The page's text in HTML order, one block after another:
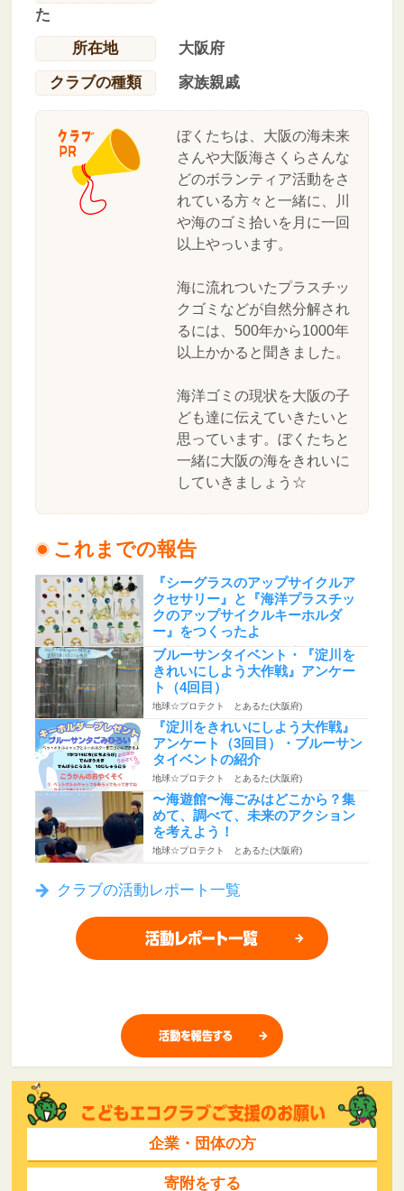
た
所在地
大阪府
クラブの種類
家族親戚
ぼくたちは、大阪の海未来
さんや大阪海さくらさんな
どのボランティア活動をさ
れている方々と一緒に、川
や海のゴミ拾いを月に一回
以上やっいます。
海に流れついたプラスチッ
クゴミなどが自然分解され
るには、500年から1000年
以上かかると聞きました。
海洋ゴミの現状を大阪の子
ども達に伝えていきたいと
思っています。ぼくたちと
一緒に大阪の海をきれいに
していきましょう☆
これまでの報告
『シーグラスのアップサイクルア
クセサリー』と『海洋プラスチッ
クのアップサイクルキーホルダ
ー』をつくったよ
地球☆プロテクト とあるた(大阪府)
ブルーサンタイベント・『淀川を
きれいにしよう大作戦』アンケー
ト（4回目）
地球☆プロテクト とあるた(大阪府)
『淀川をきれいにしよう大作戦』
アンケート（3回目）・ブルーサン
タイベントの紹介
地球☆プロテクト とあるた(大阪府)
〜海遊館〜海ごみはどこから？集
めて、調べて、未来のアクション
を考えよう！
地球☆プロテクト とあるた(大阪府)
クラブの活動レポート一覧
企業・団体の方
寄附をする